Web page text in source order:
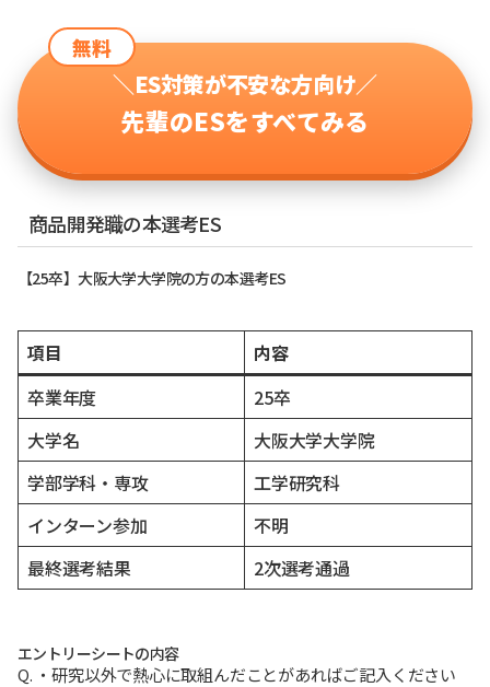
無料
＼ES対策が不安な方向け／
先輩のESをすべてみる
商品開発職の本選考ES
【25卒】大阪大学大学院の方の本選考ES
項目
内容
卒業年度
25卒
大学名
大阪大学大学院
学部学科・専攻
工学研究科
インターン参加
不明
最終選考結果
2次選考通過
エントリーシートの内容
Q. ・研究以外で熱心に取組んだことがあればご記入ください